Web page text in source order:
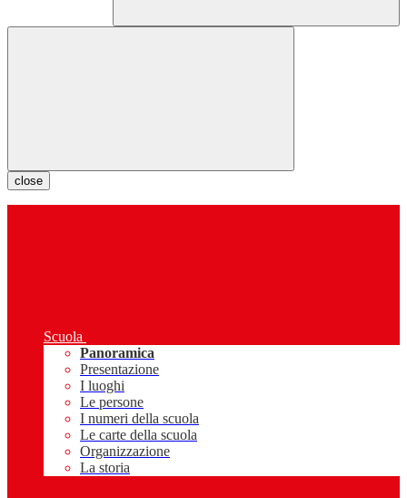
close
Scuola
Panoramica
Presentazione
I luoghi
Le persone
I numeri della scuola
Le carte della scuola
Organizzazione
La storia